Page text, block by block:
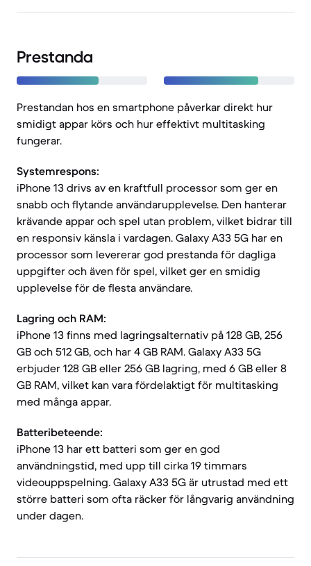
Prestanda
Prestandan hos en smartphone påverkar direkt hur
smidigt appar körs och hur effektivt multitasking
fungerar.
Systemrespons:
iPhone 13 drivs av en kraftfull processor som ger en
snabb och flytande användarupplevelse. Den hanterar
krävande appar och spel utan problem, vilket bidrar till
en responsiv känsla i vardagen. Galaxy A33 5G har en
processor som levererar god prestanda för dagliga
uppgifter och även för spel, vilket ger en smidig
upplevelse för de flesta användare.
Lagring och RAM:
iPhone 13 finns med lagringsalternativ på 128 GB, 256
GB och 512 GB, och har 4 GB RAM. Galaxy A33 5G
erbjuder 128 GB eller 256 GB lagring, med 6 GB eller 8
GB RAM, vilket kan vara fördelaktigt för multitasking
med många appar.
Batteribeteende:
iPhone 13 har ett batteri som ger en god
användningstid, med upp till cirka 19 timmars
videouppspelning. Galaxy A33 5G är utrustad med ett
större batteri som ofta räcker för långvarig användning
under dagen.